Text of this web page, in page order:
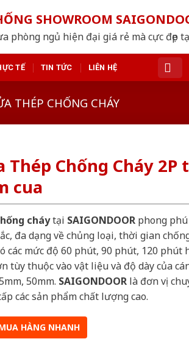
SHOWROOM
phòng ngủ hiện đại giá rẻ mà cực đẹp
TẾ TIN TỨC LIÊN HỆ
THÉP CHỐNG CHÁY
Thép Chống Cháy 2P
cua
cháytại SAIGONDOORphong phú
đa dạng về chủng loại, thời gian
các mức độ 60 phút, 90 phút, 120 phút
tùy thuộc vào vật liệu và độ dày của
50mm. SAIGONDOORlà đơn vị
các sản phẩm chất lượng cao.
HÀNG NHANH